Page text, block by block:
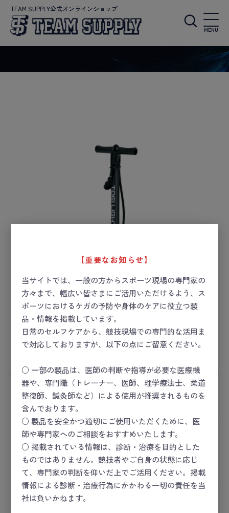
TEAM SUPPLY公式オンラインショップ
MENU
【重要なお知らせ】
当サイトでは、一般の方からスポーツ現場の専門家の
方々まで、幅広い皆さまにご活用いただけるよう、ス
ポーツにおけるケガの予防や身体のケアに役立つ製
品・情報を掲載しています。
日常のセルフケアから、競技現場での専門的な活用ま
で対応しておりますが、以下の点にご留意ください。
○ 一部の製品は、医師の判断や指導が必要な医療機
器や、専門職（トレーナー、医師、理学療法士、柔道
整復師、鍼灸師など）による使用が推奨されるものを
含んでおります。
○ 製品を安全かつ適切にご使用いただくために、医
師や専門家へのご相談をおすすめいたします。
○ 掲載されている情報は、診断・治療を目的とした
ものではありません。競技者やご自身の状態に応じ
て、専門家の判断を仰いだ上でご活用ください。掲載
情報による診断・治療行為にかかわる一切の責任を当
社は負いかねます。
ポンプGF43
お届け目安：1週間以内
ー 価格は会員のみ閲覧いただけます ー
商品コード： 27-1113-00
関連カテゴリ
クラブハウス
クラブハウス ＞エキップメント
クラブハウス＞エキップメント ＞備品
数量